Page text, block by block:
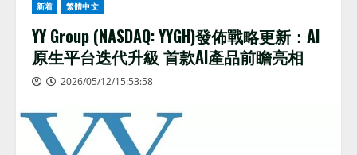
新着 繁體中文
YY Group (NASDAQ: YYGH)發佈戰略更新：AI
原生平台迭代升級 首款AI產品前瞻亮相
2026/05/12/15:53:58